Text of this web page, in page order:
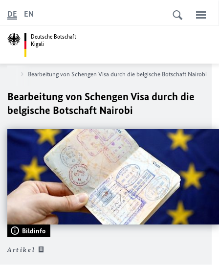
Deutsche Botschaft
Kigali
DE EN
Bearbeitung von Schengen Visa durch die belgische Botschaft Nairobi
Bearbeitung von Schengen Visa durch die
belgische Botschaft Nairobi
Bildinfo
Artikel